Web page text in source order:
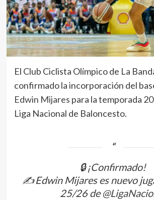
El Club Ciclista Olímpico de La
confirmado la incorporación del
Edwin Mijares para la temporada
Liga Nacional de Baloncesto.
🔒 ¡Confirmado!
✍️ Edwin Mijares es nuevo
25/26 de